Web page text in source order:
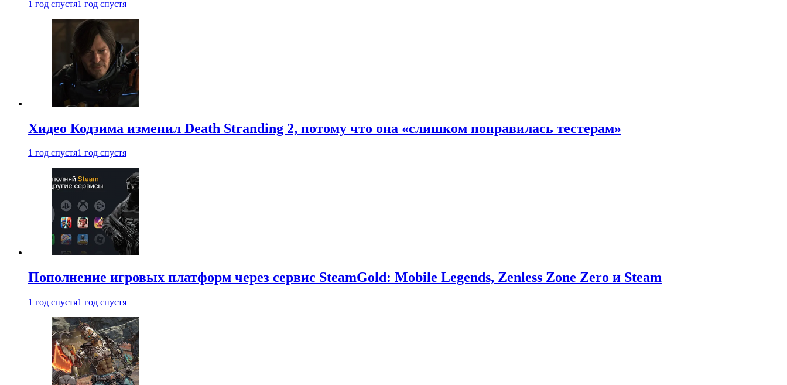
1 год спустя1 год спустя
Хидео Кодзима изменил Death Stranding 2, потому что она «слишком понравилась тестерам»
1 год спустя1 год спустя
Пополнение игровых платформ через сервис SteamGold: Mobile Legends, Zenless Zone Zero и Steam
1 год спустя1 год спустя